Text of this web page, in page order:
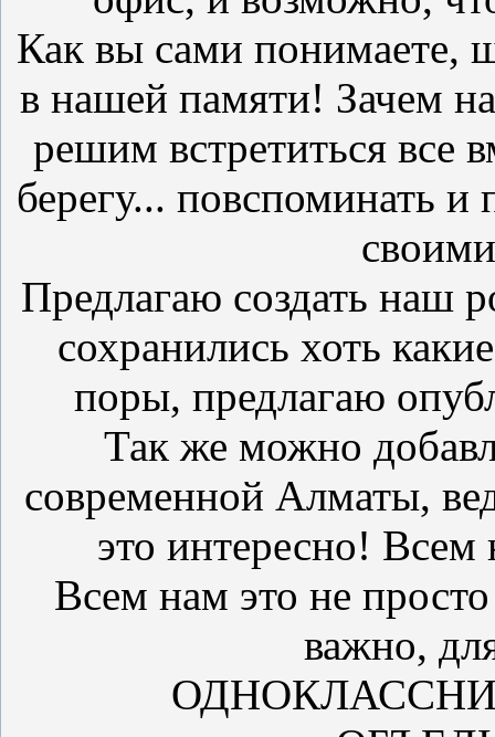
Как вы сами понимаете,
в нашей памяти! Зачем
решим встретиться все
берегу... повспоминать и
Предлагаю создать
сохранились хоть
поры, предлагаю
Так же можно
современной Алматы,
это интересно! Всем
Всем нам это не
важно,